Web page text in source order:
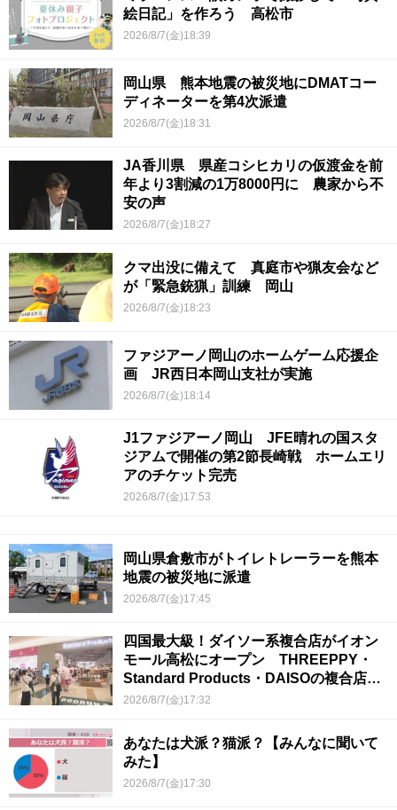
絵日記」を作ろう 高松市
2026/8/7(金)18:39
岡山県 熊本地震の被災地にDMATコー
ディネーターを第4次派遣
2026/8/7(金)18:31
JA香川県 県産コシヒカリの仮渡金を前
年より3割減の1万8000円に 農家から不
安の声
2026/8/7(金)18:27
クマ出没に備えて 真庭市や猟友会など
が「緊急銃猟」訓練 岡山
2026/8/7(金)18:23
ファジアーノ岡山のホームゲーム応援企
画 JR西日本岡山支社が実施
2026/8/7(金)18:14
J1ファジアーノ岡山 JFE晴れの国スタ
ジアムで開催の第2節長崎戦 ホームエリ
アのチケット完売
2026/8/7(金)17:53
岡山県倉敷市がトイレトレーラーを熊本
地震の被災地に派遣
2026/8/7(金)17:45
四国最大級！ダイソー系複合店がイオン
モール高松にオープン THREEPPY・
Standard Products・DAISOの複合店は
香川県初
2026/8/7(金)17:32
あなたは犬派？猫派？【みんなに聞いて
みた】
2026/8/7(金)17:30